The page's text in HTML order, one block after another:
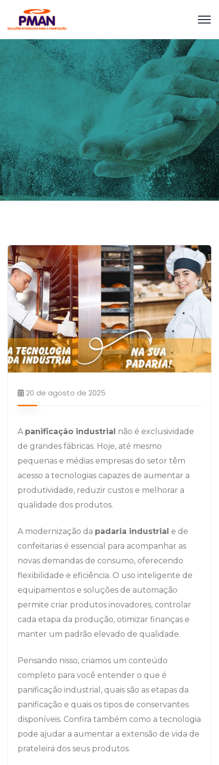
20 de agosto de 2025
A panificação industrial não é exclusividade
de grandes fábricas. Hoje, até mesmo
pequenas e médias empresas do setor têm
acesso a tecnologias capazes de aumentar a
produtividade, reduzir custos e melhorar a
qualidade dos produtos.
A modernização da padaria industrial e de
confeitarias é essencial para acompanhar as
novas demandas de consumo, oferecendo
flexibilidade e eficiência. O uso inteligente de
equipamentos e soluções de automação
permite criar produtos inovadores, controlar
cada etapa da produção, otimizar finanças e
manter um padrão elevado de qualidade.
Pensando nisso, criamos um conteúdo
completo para você entender o que é
panificação industrial, quais são as etapas da
panificação e quais os tipos de conservantes
disponíveis. Confira também como a tecnologia
pode ajudar a aumentar a extensão de vida de
prateleira dos seus produtos.